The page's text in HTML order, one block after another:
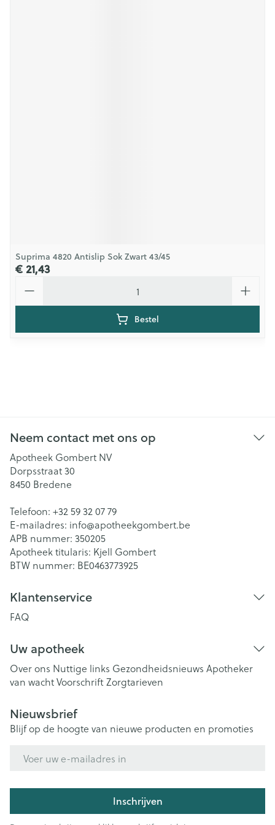
Suprima 4820 Antislip Sok Zwart 43/45
€ 21,43
Bestel
Neem contact met ons op
Apotheek Gombert NV
Dorpsstraat 30
8450 Bredene
Telefoon: +32 59 32 07 79
E-mailadres: info@apotheekgombert.be
APB nummer: 350205
Apotheek titularis: Kjell Gombert
BTW nummer: BE0463773925
Klantenservice
FAQ
Uw apotheek
Over ons Nuttige links Gezondheidsnieuws Apotheker
van wachtVoorschriftZorgtarieven
Nieuwsbrief
Blijf op de hoogte van nieuwe producten en promoties
Inschrijven